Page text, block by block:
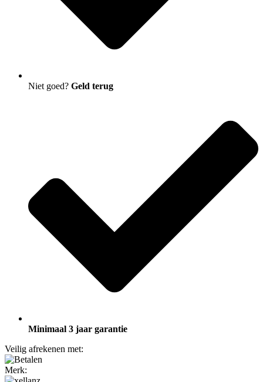
Niet goed? Geld terug
Minimaal 3 jaar garantie
Veilig afrekenen met:
Merk: